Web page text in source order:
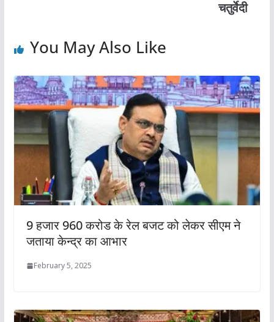
चतुर्वेदी
You May Also Like
9 हजार 960 करोड के रेल बजट को लेकर सीएम ने
जताया केन्द्र का आभार
February 5, 2025